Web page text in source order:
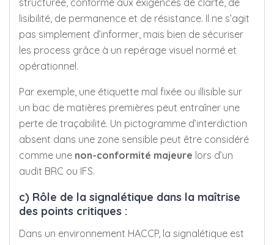
lisibilité, de permanence et de résistance. Il ne s’agit
pas simplement d’informer, mais bien de sécuriser
les process grâce à un repérage visuel normé et
opérationnel.
Par exemple, une étiquette mal fixée ou illisible sur
un bac de matières premières peut entraîner une
perte de traçabilité. Un pictogramme d’interdiction
absent dans une zone sensible peut être considéré
comme une non-conformité majeure lors d’un
audit BRC ou IFS.
c) Rôle de la signalétique dans la maîtrise
des points critiques :
Dans un environnement HACCP, la signalétique est